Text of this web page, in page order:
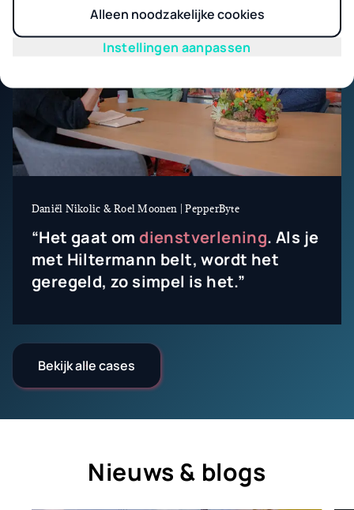
Daniël Nikolic & Roel Moonen | PepperByte
“Het gaat omdienstverlening. Als je
met Hiltermann belt, wordt het
geregeld, zo simpel is het.”
Bekijk alle cases
Nieuws & blogs
Alleen noodzakelijke cookies
Instellingen aanpassen